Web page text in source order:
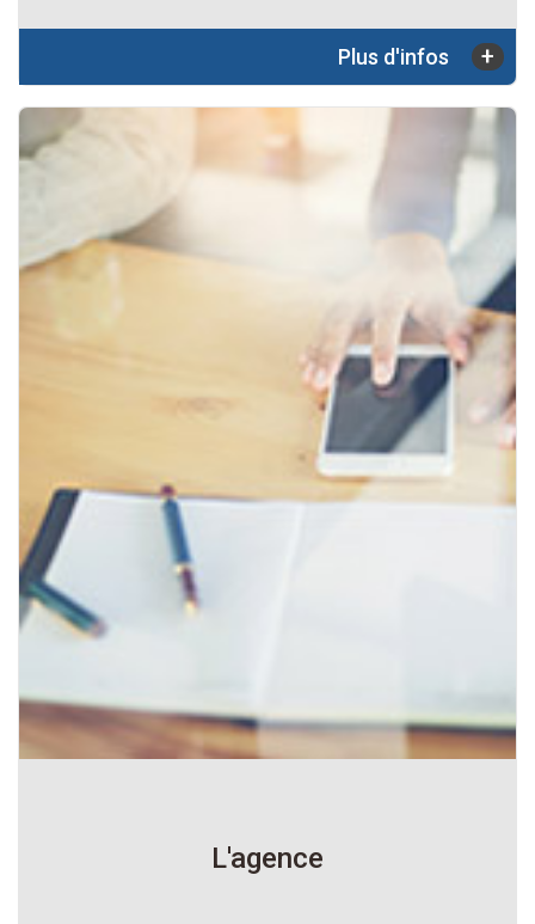
Plus d'infos +
L'agence